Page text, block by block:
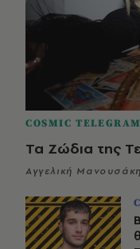
COSMIC TELEGRAM
Τα Ζώδια της
Αγγελική Μανουσάκη